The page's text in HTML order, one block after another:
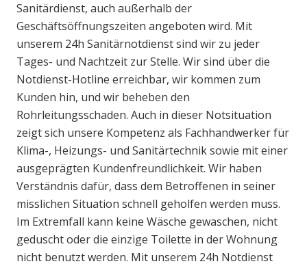
Sanitärdienst, auch außerhalb der
Geschäftsöffnungszeiten angeboten wird. Mit
unserem 24h Sanitärnotdienst sind wir zu jeder
Tages- und Nachtzeit zur Stelle. Wir sind über die
Notdienst-Hotline erreichbar, wir kommen zum
Kunden hin, und wir beheben den
Rohrleitungsschaden. Auch in dieser Notsituation
zeigt sich unsere Kompetenz als Fachhandwerker für
Klima-, Heizungs- und Sanitärtechnik sowie mit einer
ausgeprägten Kundenfreundlichkeit. Wir haben
Verständnis dafür, dass dem Betroffenen in seiner
misslichen Situation schnell geholfen werden muss.
Im Extremfall kann keine Wäsche gewaschen, nicht
geduscht oder die einzige Toilette in der Wohnung
nicht benutzt werden. Mit unserem 24h Notdienst